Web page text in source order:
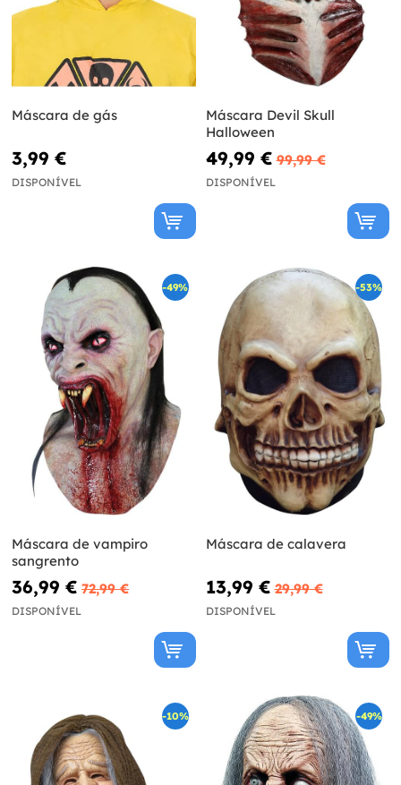
Máscara de gás
3,99 €
DISPONÍVEL
Máscara Devil Skull
Halloween
49,99 € 99,99 €
DISPONÍVEL
-49%
Máscara de vampiro
sangrento
36,99 € 72,99 €
DISPONÍVEL
-53%
Máscara de calavera
13,99 € 29,99 €
DISPONÍVEL
-10% -49%